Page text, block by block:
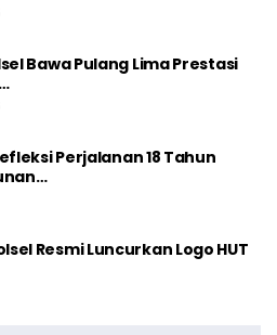
Bawa Pulang Lima Prestasi
Perjalanan 18 Tahun
Resmi Luncurkan Logo HUT